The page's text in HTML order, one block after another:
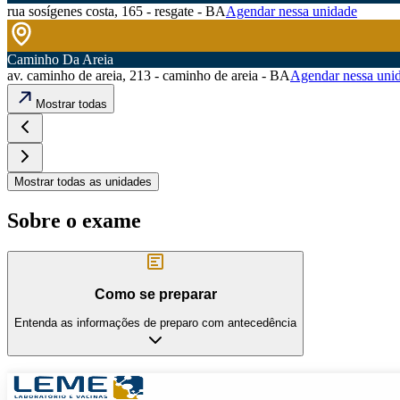
rua sosígenes costa, 165 - resgate - BAAgendar nessa unidade
Caminho Da Areia
av. caminho de areia, 213 - caminho de areia - BAAgendar nessa
Mostrar todas
Mostrar todas as unidades
Sobre o exame
Como se preparar
Entenda as informações de preparo com antecedência